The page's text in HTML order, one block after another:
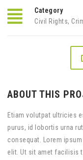
Category
Civil Rights,
ABOUT THIS
Etiam volutpat ultricies
purus, id lobortis urna
consequat. Lorem
elit. Ut sit amet facilisis